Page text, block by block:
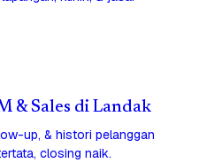
& Sales di Landak
up, & histori pelanggan
closing naik.